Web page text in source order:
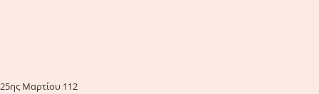
25ης Μαρτίου 112